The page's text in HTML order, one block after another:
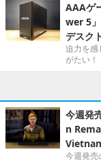
AAAゲ
wer 5
デスク
迫力を感
がたい！
今週発
n
今週発売